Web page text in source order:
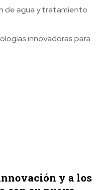
de agua y tratamiento
innovadoras para
y a los